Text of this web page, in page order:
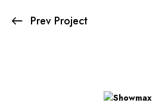
Prev Project